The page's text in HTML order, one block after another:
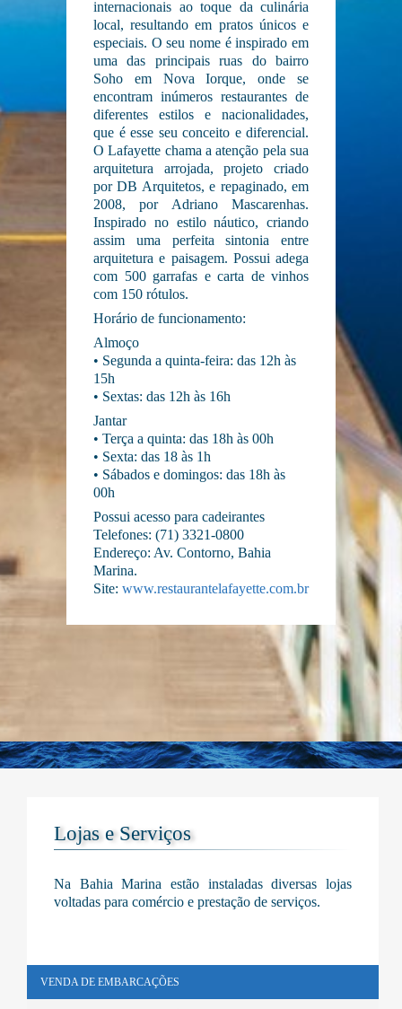
internacionais ao toque da culinária
local, resultando em pratos únicos e
especiais. O seu nome é inspirado em
uma das principais ruas do bairro
Soho em Nova Iorque, onde se
encontram inúmeros restaurantes de
diferentes estilos e nacionalidades,
que é esse seu conceito e diferencial.
O Lafayette chama a atenção pela sua
arquitetura arrojada, projeto criado
por DB Arquitetos, e repaginado, em
2008, por Adriano Mascarenhas.
Inspirado no estilo náutico, criando
assim uma perfeita sintonia entre
arquitetura e paisagem. Possui adega
com 500 garrafas e carta de vinhos
com 150 rótulos.
Horário de funcionamento:
Almoço
• Segunda a quinta-feira: das 12h às
15h
• Sextas: das 12h às 16h
Jantar
• Terça a quinta: das 18h às 00h
• Sexta: das 18 às 1h
• Sábados e domingos: das 18h às
00h
Possui acesso para cadeirantes
Telefones: (71) 3321-0800
Endereço: Av. Contorno, Bahia
Marina.
Site: www.restaurantelafayette.com.br
Lojas e Serviços
Na Bahia Marina estão instaladas diversas lojas
voltadas para comércio e prestação de serviços.
VENDA DE EMBARCAÇÕES